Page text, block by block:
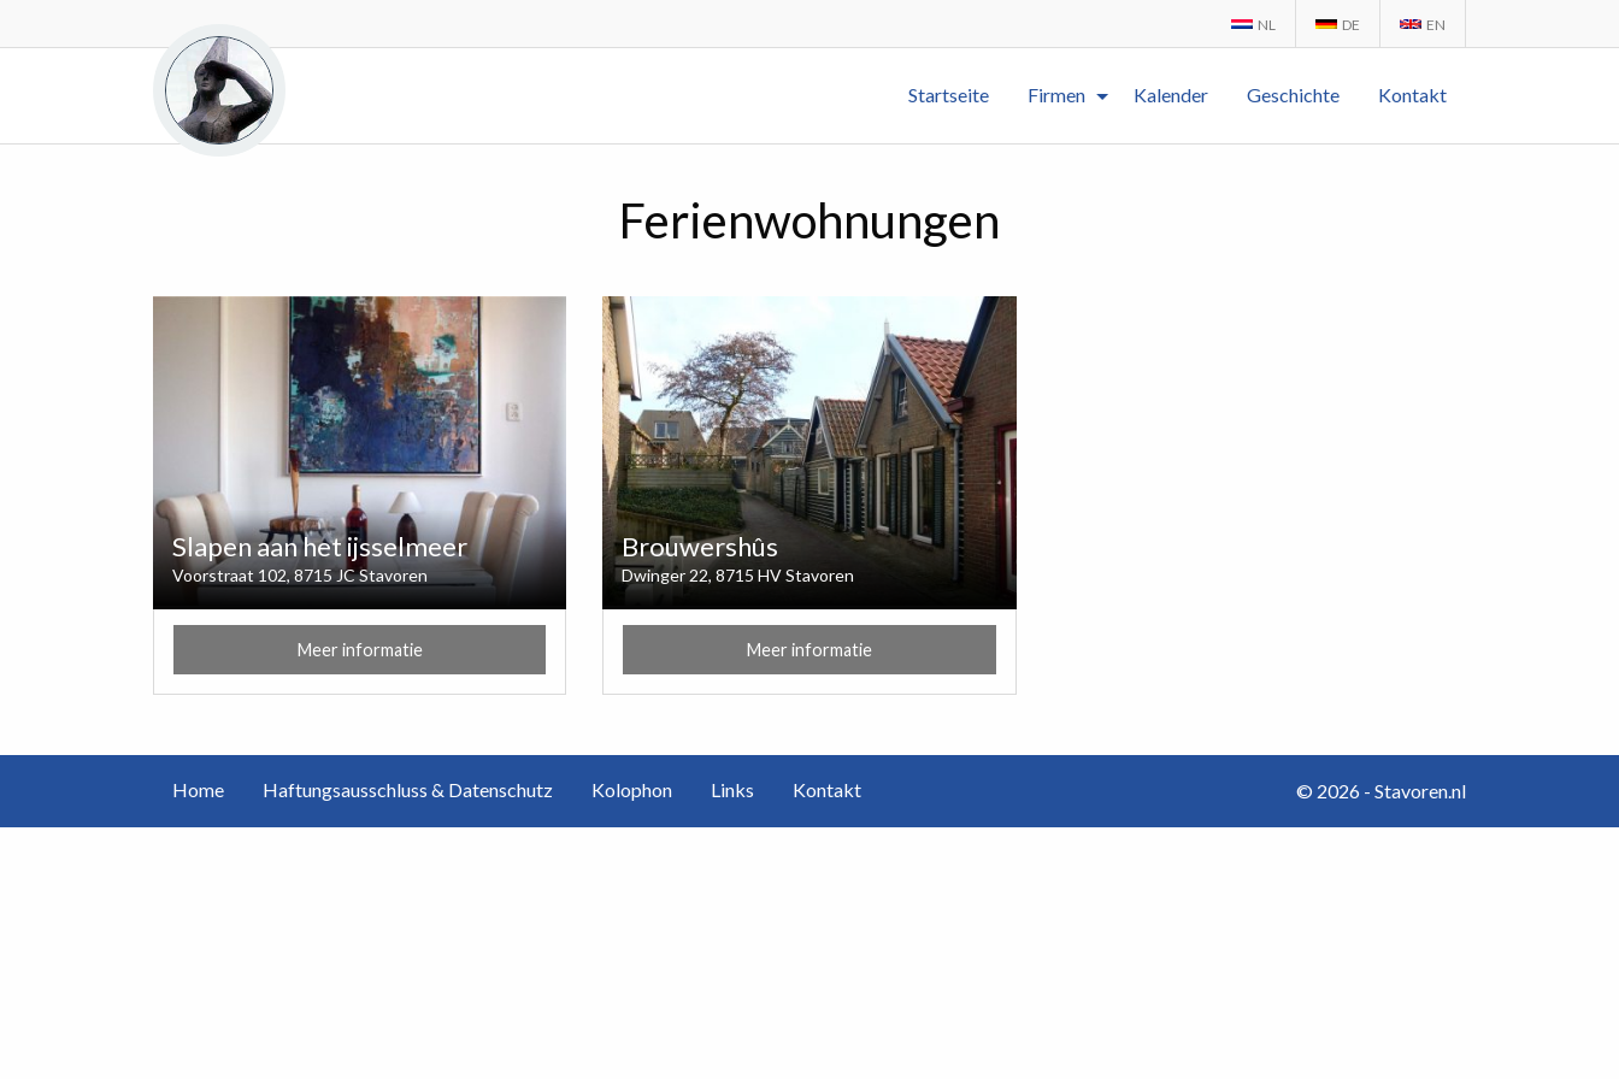
NL DE EN
Startseite Firmen Kalender Geschichte Kontakt
Ferienwohnungen
Slapen aan het ijsselmeer
Voorstraat 102, 8715 JC Stavoren
Meer informatie
Brouwershûs
Dwinger 22, 8715 HV Stavoren
Meer informatie
Home Haftungsausschluss & Datenschutz Kolophon Links Kontakt © 2026 - Stavoren.nl